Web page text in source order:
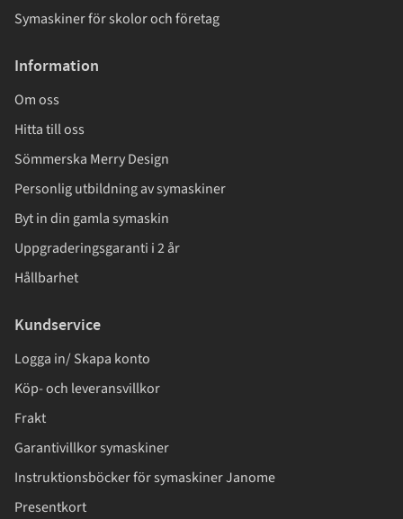
Symaskiner för skolor och företag
Information
Om oss
Hitta till oss
Sömmerska Merry Design
Personlig utbildning av symaskiner
Byt in din gamla symaskin
Uppgraderingsgaranti i 2 år
Hållbarhet
Kundservice
Logga in/ Skapa konto
Köp- och leveransvillkor
Frakt
Garantivillkor symaskiner
Instruktionsböcker för symaskiner Janome
Presentkort